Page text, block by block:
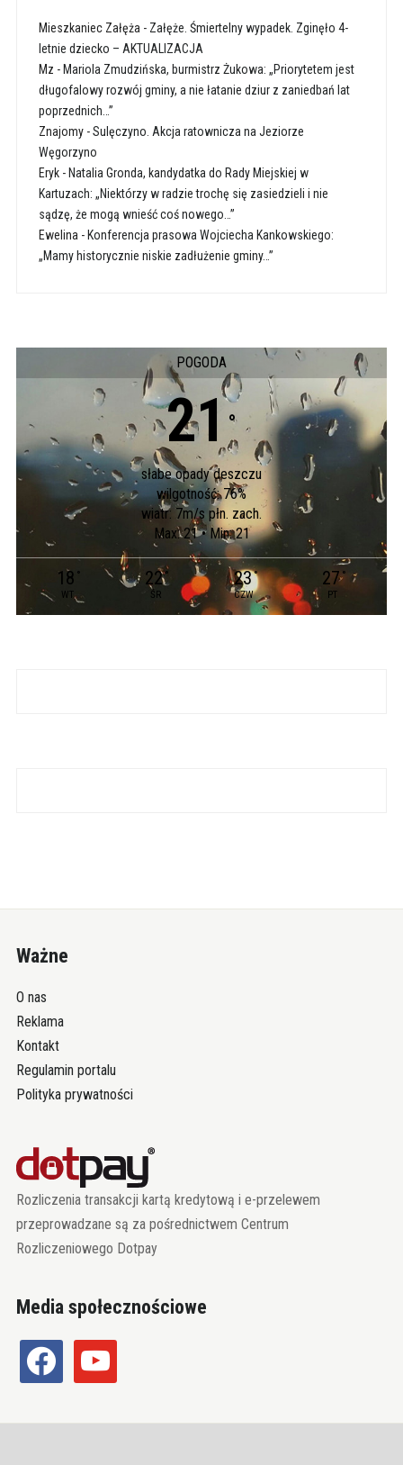
Mieszkaniec Załęża - Załęże. Śmiertelny wypadek. Zginęło 4-
letnie dziecko – AKTUALIZACJA
Mz - Mariola Zmudzińska, burmistrz Żukowa: „Priorytetem jest
długofalowy rozwój gminy, a nie łatanie dziur z zaniedbań lat
poprzednich…”
Znajomy-Sulęczyno. Akcja ratownicza na Jeziorze
Węgorzyno
Eryk- Natalia Gronda, kandydatka do Rady Miejskiej w
Kartuzach: „Niektórzy w radzie trochę się zasiedzieli i nie
sądzę, że mogą wnieść coś nowego…”
Ewelina - Konferencja prasowa Wojciecha Kankowskiego:
„Mamy historycznie niskie zadłużenie gminy…”
POGODA
21°
słabe opady deszczu
wilgotność: 76%
wiatr: 7m/s płn. zach.
Max: 21 • Min: 21
18 °
WT
22°
ŚR
23°
CZW
27°
PT
Ważne
O nas
Reklama
Kontakt
Regulamin portalu
Polityka prywatności
Rozliczenia transakcji kartą kredytową i e-przelewem
przeprowadzane są za pośrednictwem Centrum
Rozliczeniowego Dotpay
Media społecznościowe
facebook youtube